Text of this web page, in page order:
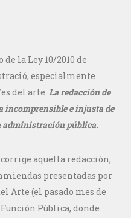
la Ley 10/2010 de
especialmente
del arte. La redacción de
incomprensible e injusta de
pública.
aquella redacción,
presentadas por
Arte (el pasado mes de
Pública, donde